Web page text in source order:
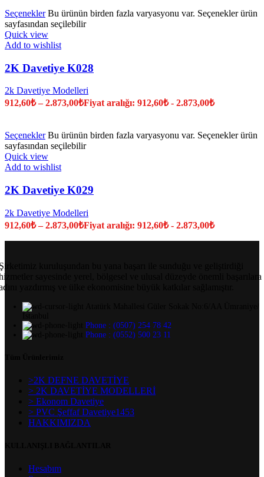
Seçenekler Bu ürünün birden fazla varyasyonu var. Seçenekler ürün
sayfasından seçilebilir
Quick view
Add to wishlist
2K Davetiye K028
2k Davetiye Modelleri
912,60₺ –2.873,00₺Fiyat aralığı: 912,60₺ - 2.873,00₺
Seçenekler Bu ürünün birden fazla varyasyonu var. Seçenekler ürün
sayfasından seçilebilir
Quick view
Add to wishlist
2K Davetiye K029
2k Davetiye Modelleri
912,60₺ –2.873,00₺Fiyat aralığı: 912,60₺ - 2.873,00₺
kuruluşundan bu yana başarı ile sunduğu ve geliştirdiği
sayesinde yerel, bölgesel ve ulusal düzeyde önemli başarılara
yazdırmış ve ülke ekonomisine büyük katkılar sağlamıştır.
Phone : (0507) 254 78 42
Phone : (0552) 500 23 11
>2K DEFNE DAVETİYE
> 2K DAVETİYE MODELLERİ
> Ekonom Davetiye
> PVC Şeffaf Davetiye1453
HAKKIMIZDA
Hesabım